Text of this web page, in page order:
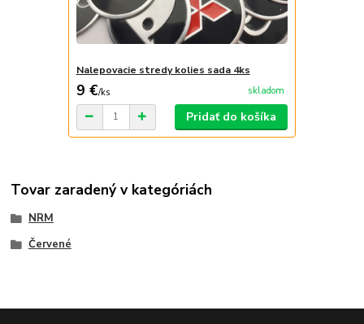
Nalepovacie stredy kolies sada 4ks
9 €/ks skladom
Pridať do košíka
Tovar zaradený v kategóriách
NRM
Červené